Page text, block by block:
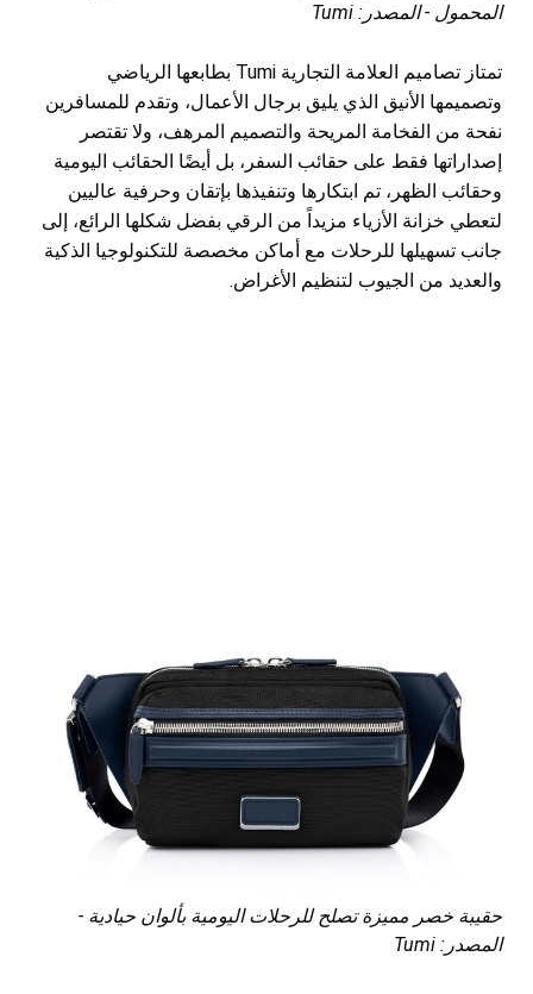
المحمول - المصدر: Tumi
تمتاز تصاميم العلامة التجارية Tumi بطابعها الرياضي
وتصميمها الأنيق الذي يليق برجال الأعمال، وتقدم للمسافرين
نفحة من الفخامة المريحة والتصميم المرهف، ولا تقتصر
إصداراتها فقط على حقائب السفر، بل أيضًا الحقائب اليومية
وحقائب الظهر، تم ابتكارها وتنفيذها بإتقان وحرفية عاليين
لتعطي خزانة الأزياء مزيداً من الرقي بفضل شكلها الرائع، إلى
جانب تسهيلها للرحلات مع أماكن مخصصة للتكنولوجيا الذكية
والعديد من الجيوب لتنظيم الأغراض.
حقيبة خصر مميزة تصلح للرحلات اليومية بألوان حيادية -
المصدر: Tumi